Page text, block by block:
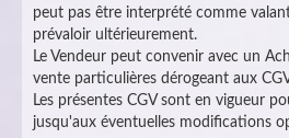
peut pas être interprété comme
prévaloir ultérieurement.
Le Vendeur peut convenir avec un
vente particulières dérogeant aux
Les présentes CGV sont en vigueur
jusqu'aux éventuelles modifications